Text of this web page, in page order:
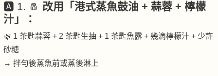
🅰️ 1. 🧂 改用「港式蒸魚鼓油 + 蒜蓉 + 檸檬
汁」：
🌿 1 茶匙蒜蓉 + 2 茶匙生抽 + 1 茶匙魚露 + 幾滴檸檬汁 + 少許
砂糖
→ 拌勻後蒸魚前或蒸後淋上